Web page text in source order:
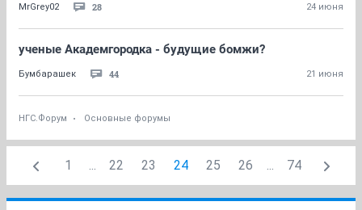
MrGrey02 28 24 июня
ученые Академгородка - будущие бомжи?
Бумбарашек 44 21 июня
НГС.Форум Основные форумы
1 ... 22 23 24 25 26 ... 74